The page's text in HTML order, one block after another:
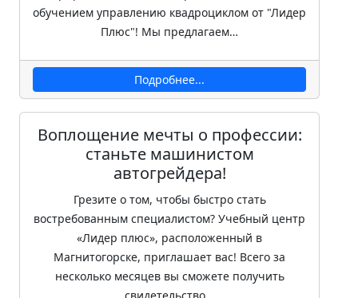
обучением управлению квадроциклом от "Лидер
Плюс"! Мы предлагаем…
Подробнее...
Воплощение мечты о профессии:
станьте машинистом
автогрейдера!
Грезите о том, чтобы быстро стать
востребованным специалистом? Учебный центр
«Лидер плюс», расположенный в
Магнитогорске, приглашает вас! Всего за
несколько месяцев вы сможете получить